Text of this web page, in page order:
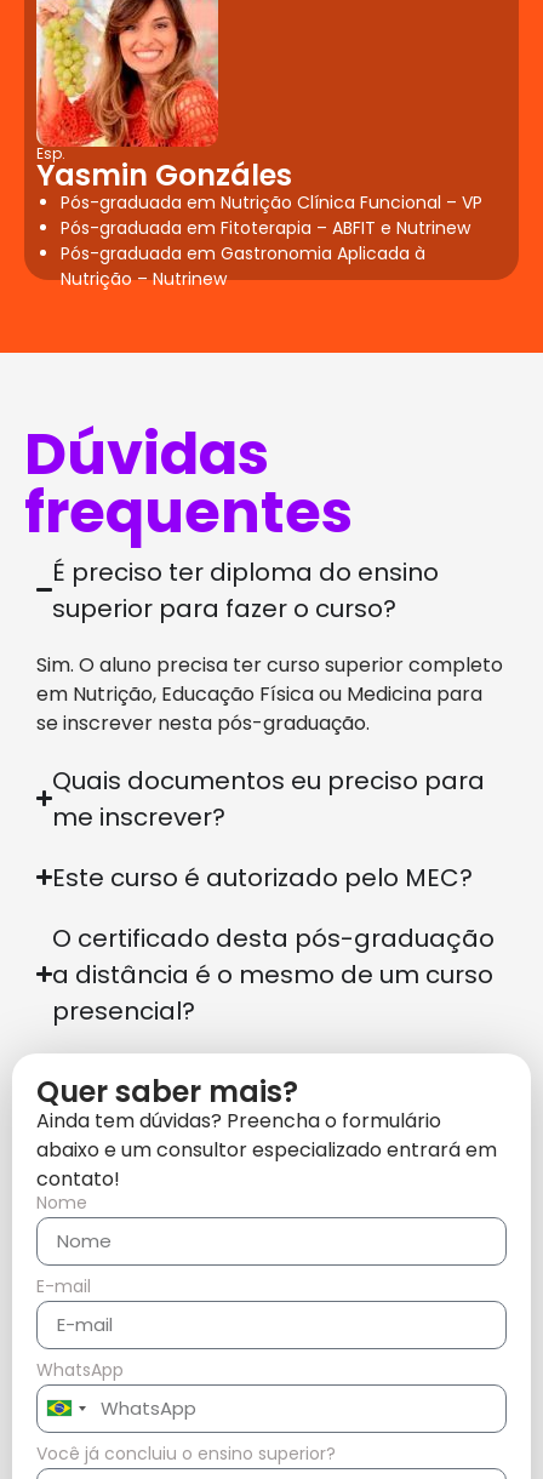
Esp.
Yasmin Gonzáles
Pós-graduada em Nutrição Clínica Funcional – VP
Pós-graduada em Fitoterapia – ABFIT e Nutrinew
Pós-graduada em Gastronomia Aplicada à
Nutrição – Nutrinew
Dúvidas
frequentes
É preciso ter diploma do ensino
superior para fazer o curso?
Sim. O aluno precisa ter curso superior completo
em Nutrição, Educação Física ou Medicina para
se inscrever nesta pós-graduação.
Quais documentos eu preciso para
me inscrever?
Este curso é autorizado pelo MEC?
O certificado desta pós-graduação
a distância é o mesmo de um curso
presencial?
Quer saber mais?
Ainda tem dúvidas? Preencha o formulário
abaixo e um consultor especializado entrará em
contato!
Nome
E-mail
WhatsApp
Brazil
+55
Você já concluiu o ensino superior?